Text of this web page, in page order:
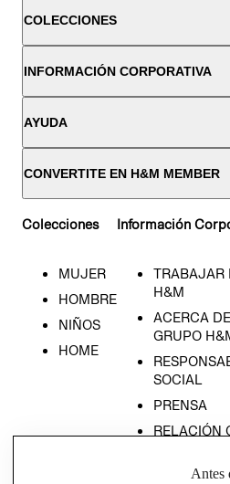
COLECCIONES
INFORMACIÓN CORPORATIVA
AYUDA
CONVERTITE EN H&M MEMBER
Colecciones
MUJER
HOMBRE
NIÑOS
HOME
Información
TRABAJAR
H&M
ACERCA
GRUPO
SOCIAL
PRENSA
RELACIÓN
POLÍTICA
Antes